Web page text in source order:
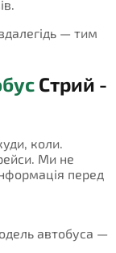
— тим
Стрий -
коли.
Ми не
перед
автобуса —